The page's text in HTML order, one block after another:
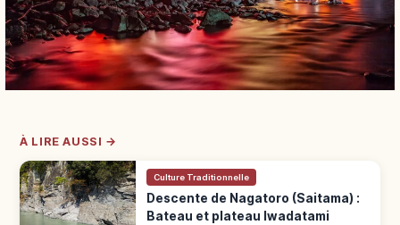
À LIRE AUSSI →
Culture Traditionnelle
Descente de Nagatoro (Saitama) :
Bateau et plateau Iwadatami